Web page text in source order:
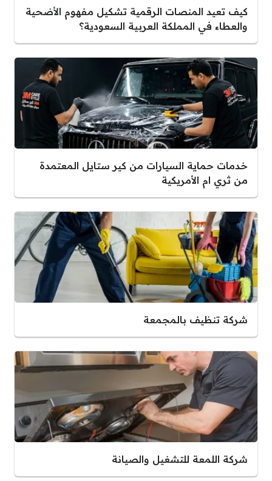
كيف تعيد المنصات الرقمية تشكيل مفهوم الأضحية
والعطاء في المملكة العربية السعودية؟
خدمات حماية السيارات من كير ستايل المعتمدة
من ثري ام الأمريكية
شركة تنظيف بالمجمعة
شركة اللمعة للتشغيل والصيانة